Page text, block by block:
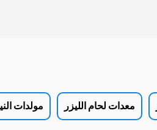
معدات لحام الليزر مولدات